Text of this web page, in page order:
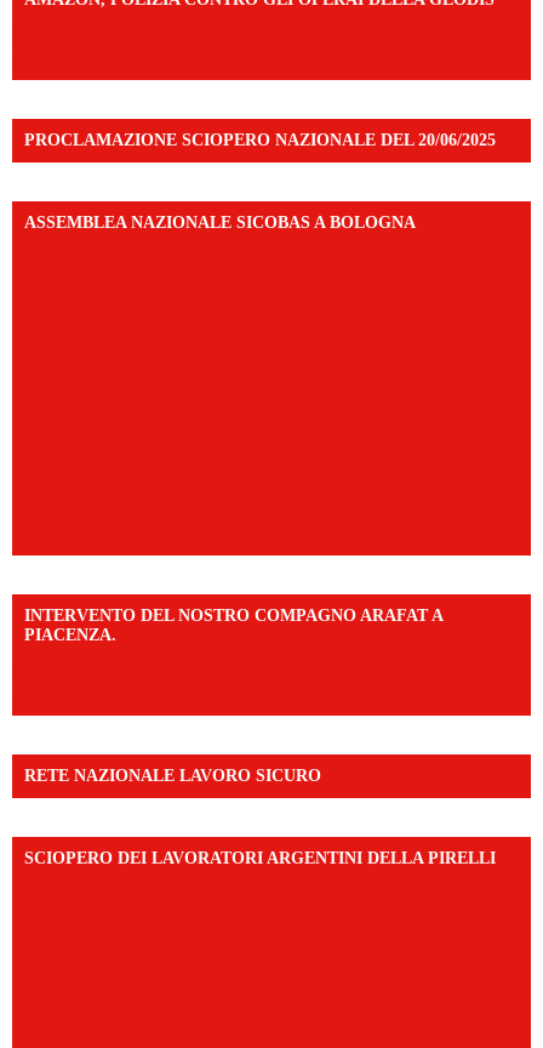
PROCLAMAZIONE SCIOPERO NAZIONALE DEL 20/06/2025
ASSEMBLEA NAZIONALE SICOBAS A BOLOGNA
INTERVENTO DEL NOSTRO COMPAGNO ARAFAT A
PIACENZA.
RETE NAZIONALE LAVORO SICURO
SCIOPERO DEI LAVORATORI ARGENTINI DELLA PIRELLI